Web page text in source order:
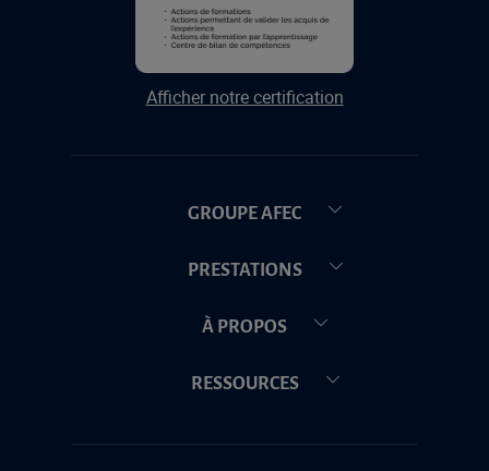
Afficher notre certification
GROUPE AFEC
PRESTATIONS
À PROPOS
RESSOURCES